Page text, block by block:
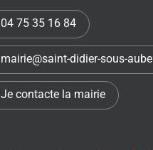
04 75 35 16 84
mairie@saint-didier-sous-
Je contacte la mairie